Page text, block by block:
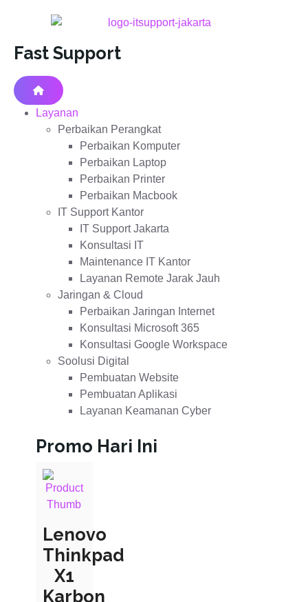
Fast Support
Layanan
Perbaikan Perangkat
Perbaikan Komputer
Perbaikan Laptop
Perbaikan Printer
Perbaikan Macbook
IT Support Kantor
IT Support Jakarta
Konsultasi IT
Maintenance IT Kantor
Layanan Remote Jarak Jauh
Jaringan & Cloud
Perbaikan Jaringan Internet
Konsultasi Microsoft 365
Konsultasi Google Workspace
Soolusi Digital
Pembuatan Website
Pembuatan Aplikasi
Layanan Keamanan Cyber
Promo Hari Ini
Lenovo
Thinkpad
X1
Karbon